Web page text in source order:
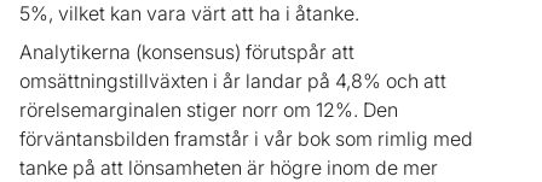
5%, vilket kan vara värt att ha i åtanke.
Analytikerna (konsensus) förutspår att
omsättningstillväxten i år landar på 4,8% och att
rörelsemarginalen stiger norr om 12%. Den
förväntansbilden framstår i vår bok som rimlig med
tanke på att lönsamheten är högre inom de mer